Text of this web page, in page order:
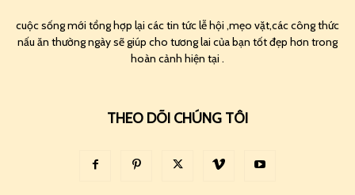
cuộc sống mới tổng hợp lại các tin tức lễ hội ,mẹo vặt,các công thức
nấu ăn thường ngày sẽ giúp cho tương lai của bạn tốt đẹp hơn trong
hoàn cảnh hiện tại .
THEO DÕI CHÚNG TÔI